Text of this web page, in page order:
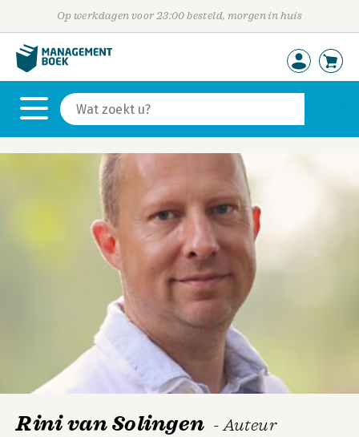
Op werkdagen voor 23:00 besteld, morgen in huis
Rini van Solingen - Auteur